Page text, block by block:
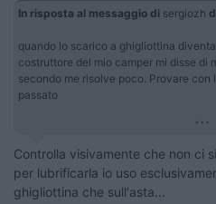
In risposta al messaggio di sergiozh
quando lo scarico a ghigliottina
costruttore del mio camper mi disse di
secondo me risolve poco. Provare
passato
...
Controlla visivamente che non ci
per lubrificarla io uso
ghigliottina che sull'asta...